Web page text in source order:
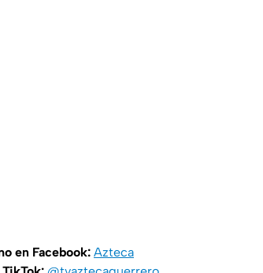
en Facebook: Azteca